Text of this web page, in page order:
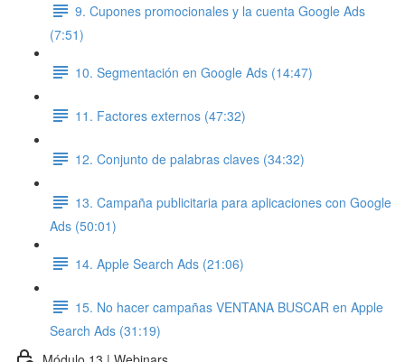
9. Cupones promocionales y la cuenta Google Ads
(7:51)
10. Segmentación en Google Ads (14:47)
11. Factores externos (47:32)
12. Conjunto de palabras claves (34:32)
13. Campaña publicitaria para aplicaciones con Google
Ads (50:01)
14. Apple Search Ads (21:06)
15. No hacer campañas VENTANA BUSCAR en Apple
Search Ads (31:19)